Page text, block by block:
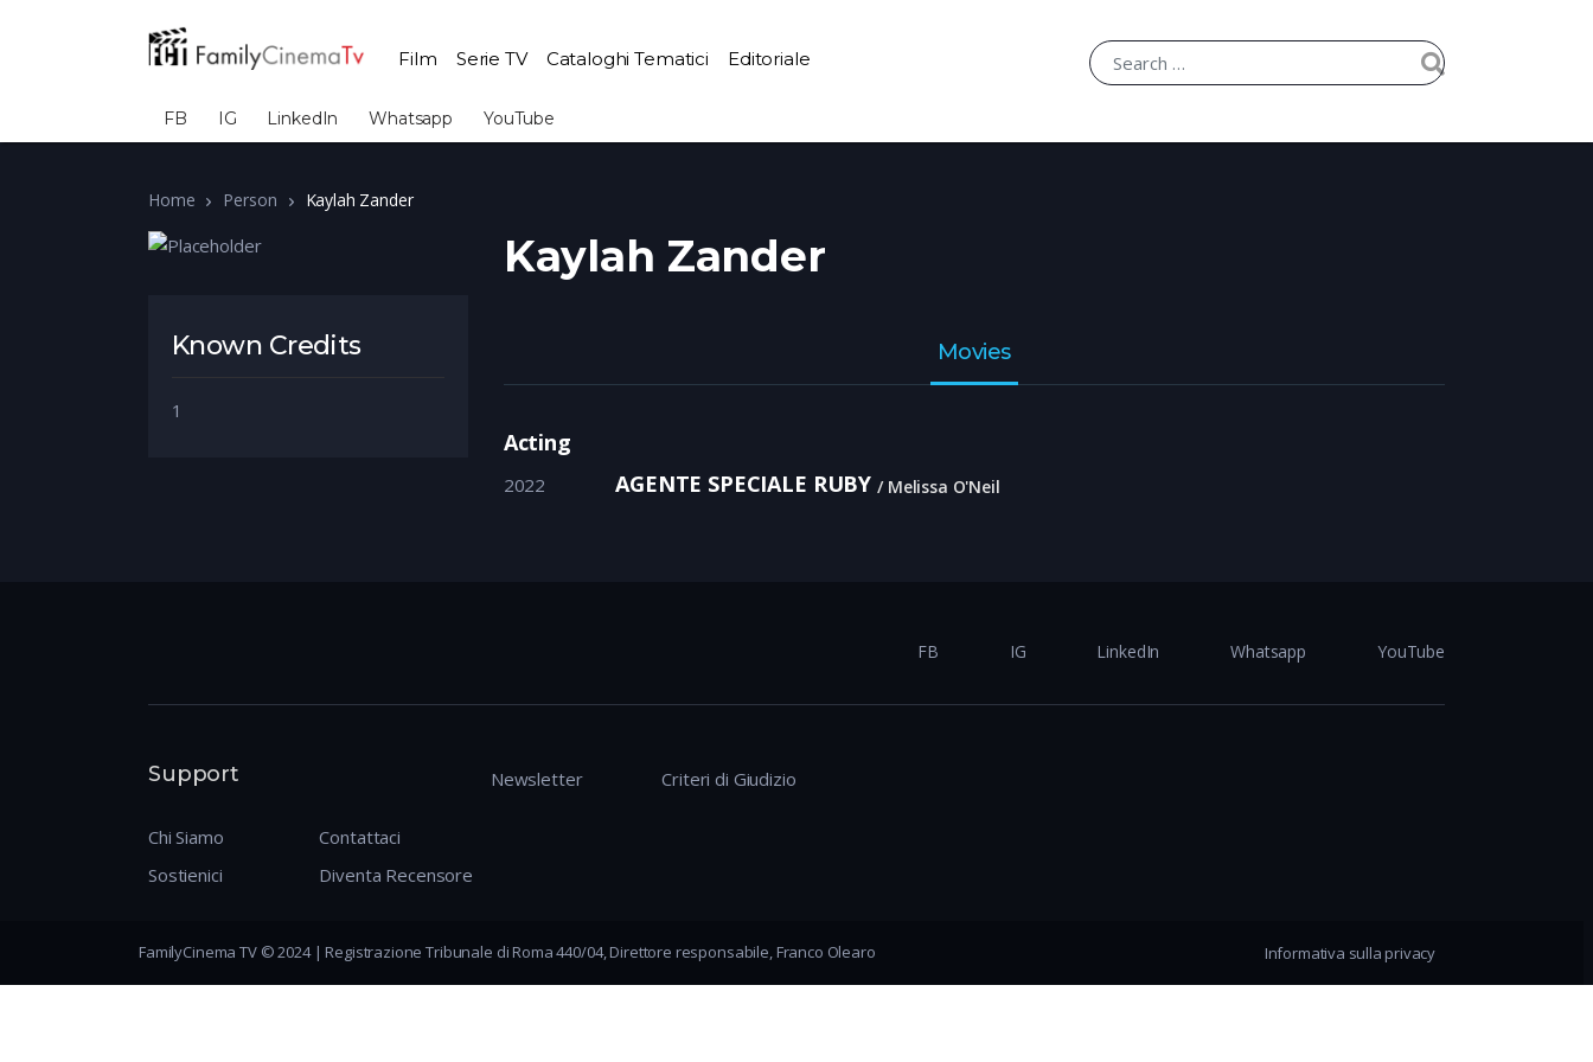
Film Serie TV Cataloghi Tematici Editoriale
FB IG LinkedIn Whatsapp YouTube
Home Person Kaylah Zander
Known Credits
1
Kaylah Zander
Movies
Acting
2022 AGENTE SPECIALE RUBY Melissa O'Neil
FB IG LinkedIn Whatsapp YouTube
Support
Chi Siamo
Sostienici
Contattaci
Diventa Recensore
Newsletter Criteri di Giudizio
FamilyCinema TV © 2024 | Registrazione Tribunale di Roma 440/04, Direttore responsabile, Franco Olearo Informativa sulla privacy